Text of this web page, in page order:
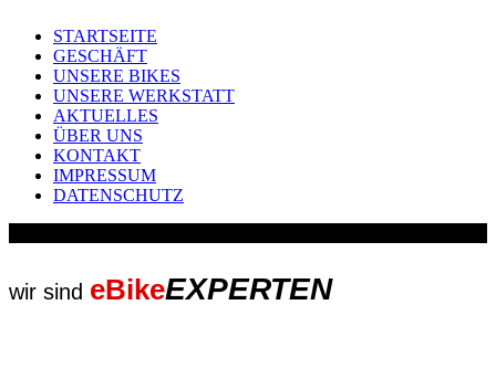
STARTSEITE
GESCHÄFT
UNSERE BIKES
UNSERE WERKSTATT
AKTUELLES
ÜBER UNS
KONTAKT
IMPRESSUM
DATENSCHUTZ
wir sind eBikeEXPERTEN